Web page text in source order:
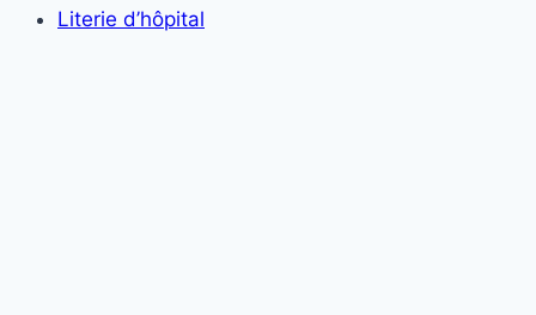
Literie d’hôpital